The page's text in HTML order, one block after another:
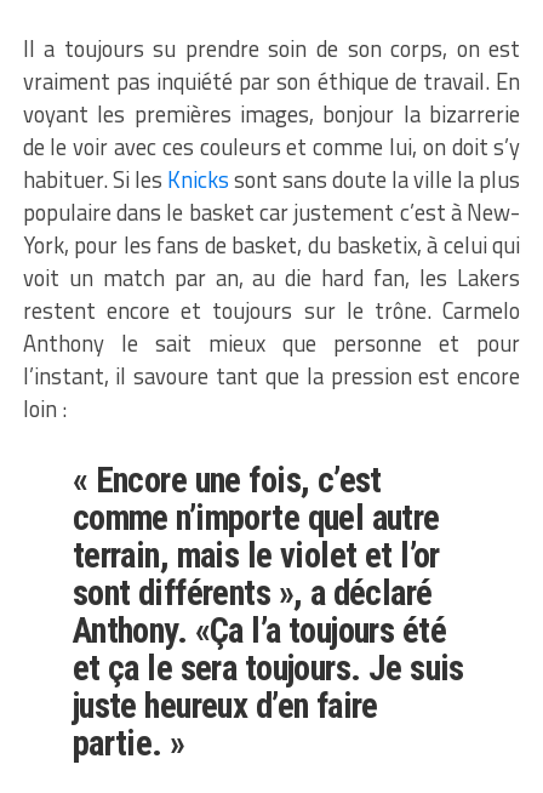
Il a toujours su prendre soin de son corps, on est
vraiment pas inquiété par son éthique de travail. En
voyant les premières images, bonjour la bizarrerie
de le voir avec ces couleurs et comme lui, on doit s’y
habituer. Si les Knickssont sans doute la ville la plus
populaire dans le basket car justement c’est à New-
York, pour les fans de basket, du basketix, à celui qui
voit un match par an, au die hard fan, les Lakers
restent encore et toujours sur le trône. Carmelo
Anthony le sait mieux que personne et pour
l’instant, il savoure tant que la pression est encore
loin :
« Encore une fois, c’est
comme n’importe quel autre
terrain, mais le violet et l’or
sont différents », a déclaré
Anthony. «Ça l’a toujours été
et ça le sera toujours. Je suis
juste heureux d’en faire
partie. »